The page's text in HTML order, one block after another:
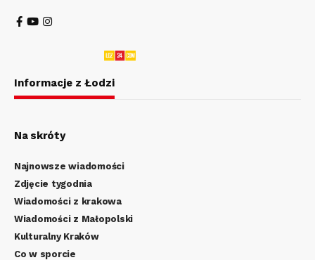
Informacje z Łodzi
Na skróty
Najnowsze wiadomości
Zdjęcie tygodnia
Wiadomości z krakowa
Wiadomości z Małopolski
Kulturalny Kraków
Co w sporcie